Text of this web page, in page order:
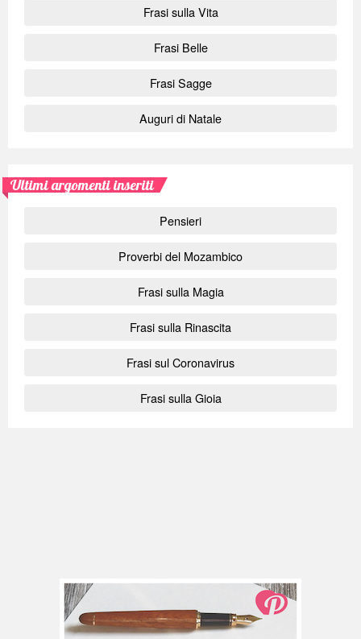
Frasi sulla Vita
Frasi Belle
Frasi Sagge
Auguri di Natale
Ultimi argomenti inseriti
Pensieri
Proverbi del Mozambico
Frasi sulla Magia
Frasi sulla Rinascita
Frasi sul Coronavirus
Frasi sulla Gioia